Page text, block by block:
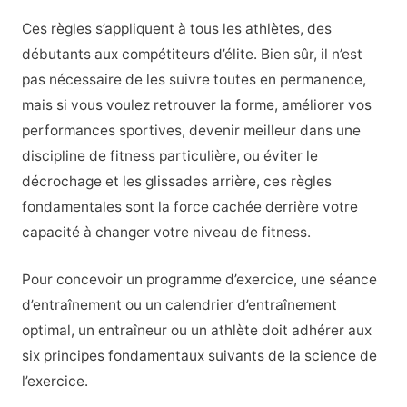
Ces règles s’appliquent à tous les athlètes, des
débutants aux compétiteurs d’élite. Bien sûr, il n’est
pas nécessaire de les suivre toutes en permanence,
mais si vous voulez retrouver la forme, améliorer vos
performances sportives, devenir meilleur dans une
discipline de fitness particulière, ou éviter le
décrochage et les glissades arrière, ces règles
fondamentales sont la force cachée derrière votre
capacité à changer votre niveau de fitness.
Pour concevoir un programme d’exercice, une séance
d’entraînement ou un calendrier d’entraînement
optimal, un entraîneur ou un athlète doit adhérer aux
six principes fondamentaux suivants de la science de
l’exercice.